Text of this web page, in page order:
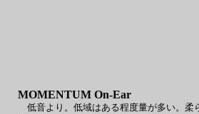
MOMENTUM On-Ear
低音より。低域はある程度量が多い。柔